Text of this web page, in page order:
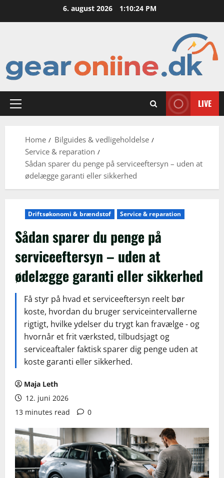
6. august 2026 1:10:25 PM
Primary
LIVE
Home
Bilguides & vedligeholdelse
Service & reparation
Sådan sparer du penge på serviceeftersyn – uden at
ødelægge garanti eller sikkerhed
Driftsøkonomi & brændstof Service & reparation
Sådan sparer du penge på
serviceeftersyn – uden at
ødelægge garanti eller sikkerhed
Få styr på hvad et serviceeftersyn reelt bør
koste, hvordan du bruger serviceintervallerne
rigtigt, hvilke ydelser du trygt kan fravælge - og
hvornår et frit værksted, tilbudsjagt og
serviceaftaler faktisk sparer dig penge uden at
koste garanti eller sikkerhed.
Maja Leth
12. juni 2026
13 minutes read
0